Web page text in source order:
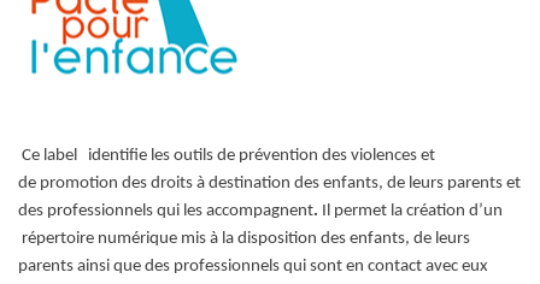
Ce label identifie les outils de prévention des violences et
de promotion des droits à destination des enfants, de leurs parents et
des professionnels qui les accompagnent. Il permet la création d’un
répertoire numérique mis à la disposition des enfants, de leurs
parents ainsi que des professionnels qui sont en contact avec eux